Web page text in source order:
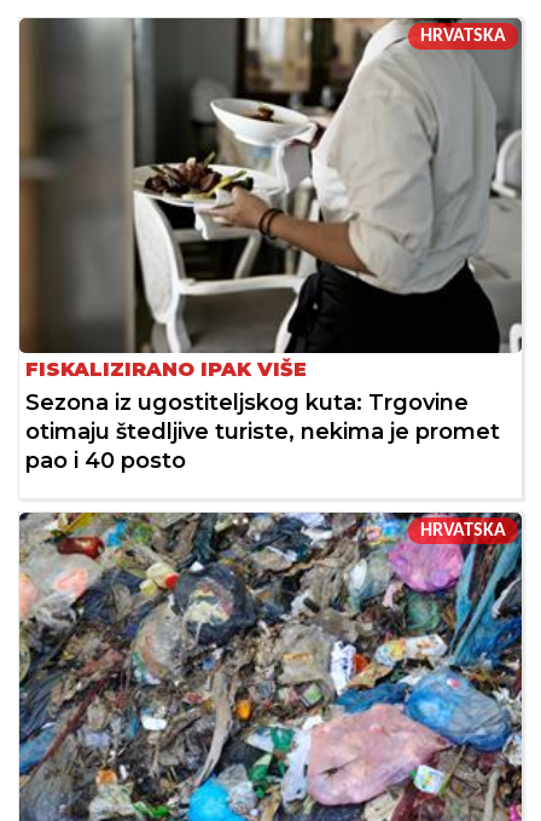
HRVATSKA
FISKALIZIRANO IPAK VIŠE
Sezona iz ugostiteljskog kuta: Trgovine
otimaju štedljive turiste, nekima je promet
pao i 40 posto
HRVATSKA